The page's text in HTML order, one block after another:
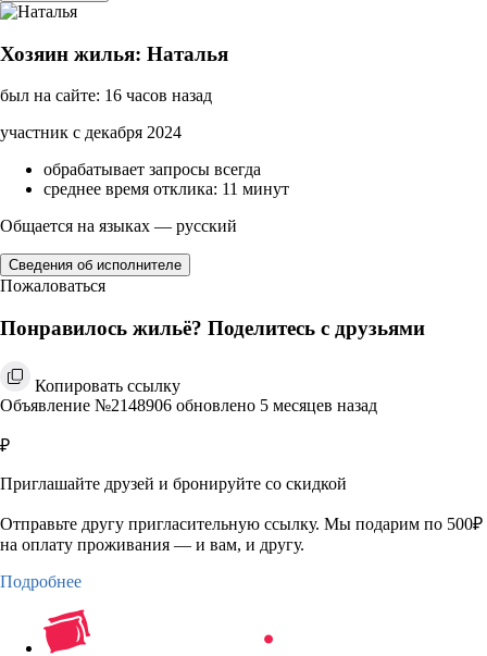
Хозяин жилья: Наталья
был на сайте: 16 часов назад
участник с декабря 2024
обрабатывает запросы всегда
среднее время отклика: 11 минут
Общается на языках — русский
Сведения об исполнителе
Пожаловаться
Понравилось жильё? Поделитесь с друзьями
Копировать ссылку
Объявление №2148906 обновлено 5 месяцев назад
₽
Приглашайте друзей и бронируйте со скидкой
Отправьте другу пригласительную ссылку. Мы подарим по 500₽
на оплату проживания — и вам, и другу.
Подробнее